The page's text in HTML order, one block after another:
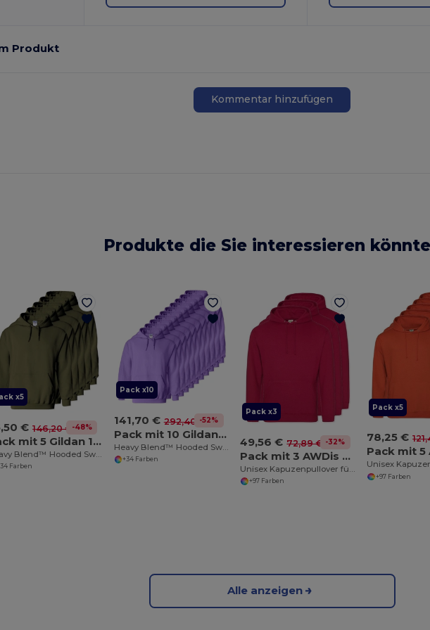
Produkt
Kommentar hinzufügen
Produkte die Sie interessieren
x5
€ 146,20 € -48%
Pack mit 5 Gildan 18500
Farben
Pack x10
141,70 € 292,40 €-52%
Pack mit 10 Gildan 18500
Heavy Blend™ Hooded Sweatshirt
+34 Farben
Pack x3
49,56 € 72,89 € -32%
Pack mit 3 AWDis Just Hoods JH001
+97 Farben
Pack x5
78,25 €
+97 Farben
Alle anzeigen